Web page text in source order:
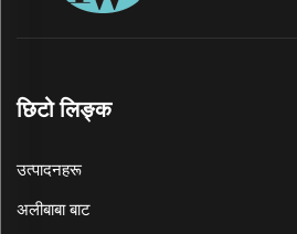
छिटो लिङ्क
उत्पादनहरू
अलीबाबा बाट